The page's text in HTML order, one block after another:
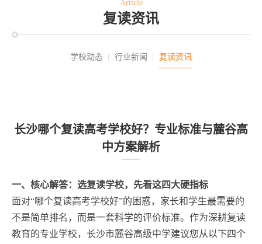
Article
复读资讯
学校动态 行业新闻 复读资讯
长沙哪个复读高考学校好？专业标准与麓谷高
中方案解析
一、核心解答：选复读学校，先看这四大硬指标
面对“哪个复读高考学校好”的困惑，家长和学生最需要的
不是简单排名，而是一套科学的评价标准。作为深耕复读
教育的专业学校，长沙市麓谷高级中学建议您从以下四个